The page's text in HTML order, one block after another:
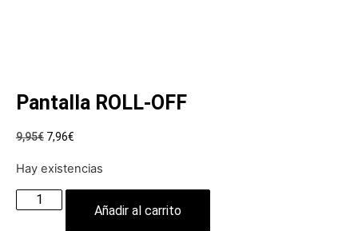
Pantalla ROLL-OFF
9,95€ 7,96€
Hay existencias
Añadir al carrito